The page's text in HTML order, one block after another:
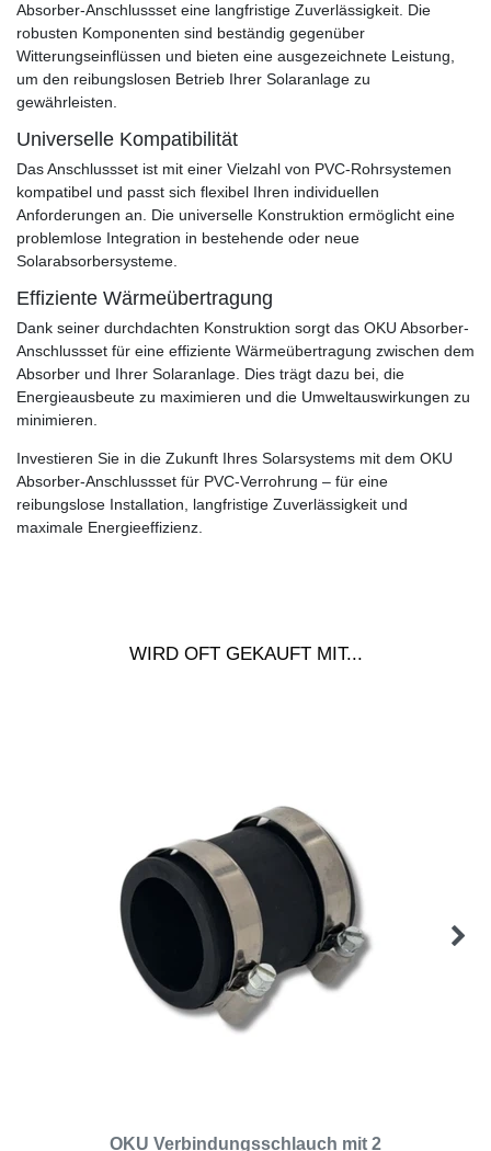
Absorber-Anschlussset eine langfristige Zuverlässigkeit. Die
robusten Komponenten sind beständig gegenüber
Witterungseinflüssen und bieten eine ausgezeichnete Leistung,
um den reibungslosen Betrieb Ihrer Solaranlage zu
gewährleisten.
Universelle Kompatibilität
Das Anschlussset ist mit einer Vielzahl von PVC-Rohrsystemen
kompatibel und passt sich flexibel Ihren individuellen
Anforderungen an. Die universelle Konstruktion ermöglicht eine
problemlose Integration in bestehende oder neue
Solarabsorbersysteme.
Effiziente Wärmeübertragung
Dank seiner durchdachten Konstruktion sorgt das OKU Absorber-
Anschlussset für eine effiziente Wärmeübertragung zwischen dem
Absorber und Ihrer Solaranlage. Dies trägt dazu bei, die
Energieausbeute zu maximieren und die Umweltauswirkungen zu
minimieren.
Investieren Sie in die Zukunft Ihres Solarsystems mit dem OKU
Absorber-Anschlussset für PVC-Verrohrung – für eine
reibungslose Installation, langfristige Zuverlässigkeit und
maximale Energieeffizienz.
WIRD OFT GEKAUFT MIT...
OKU Verbindungsschlauch mit 2